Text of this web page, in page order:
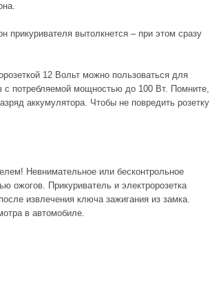
прикуривателя вытолкнется – при этом сразу
12 Вольт можно пользоваться для
с потребляемой мощностью до 100 Вт. Помните,
аккумулятора. Чтобы не повредить розетку
Невнимательное или бесконтрольное
ожогов. Прикуриватель и электророзетка
извлечения ключа зажигания из замка.
в автомобиле.